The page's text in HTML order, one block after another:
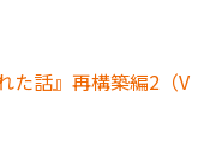
た話』再構築編2（V